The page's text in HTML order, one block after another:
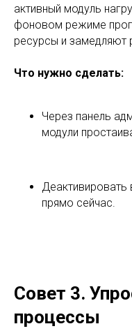
активный модуль
фоновом режиме
ресурсы и замедляют
Что нужно сделать:
Через панель
модули
Деактивировать
прямо сейчас.
Совет 3.
процессы